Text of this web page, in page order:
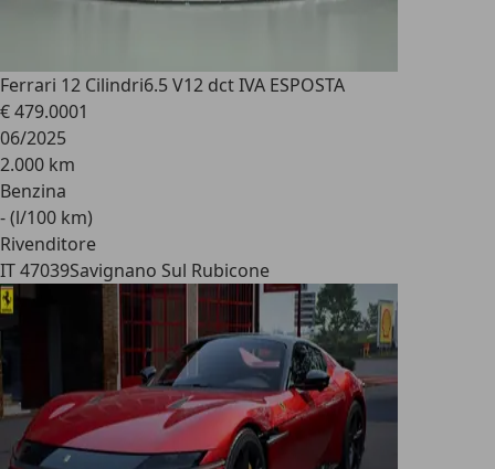
Ferrari 12 Cilindri6.5 V12 dct IVA ESPOSTA
€ 479.0001
06/2025
2.000 km
Benzina
- (l/100 km)
Rivenditore
IT 47039Savignano Sul Rubicone